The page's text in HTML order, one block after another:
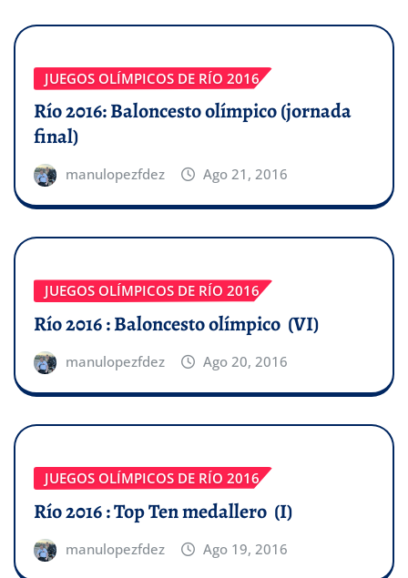
JUEGOS OLÍMPICOS DE RÍO 2016
Río 2016: Baloncesto olímpico (jornada
final)
manulopezfdez Ago 21, 2016
JUEGOS OLÍMPICOS DE RÍO 2016
Río 2016 : Baloncesto olímpico (VI)
manulopezfdez Ago 20, 2016
JUEGOS OLÍMPICOS DE RÍO 2016
Río 2016 : Top Ten medallero (I)
manulopezfdez Ago 19, 2016